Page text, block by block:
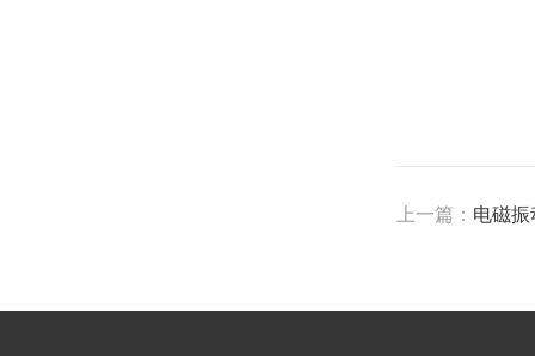
上一篇： 电磁